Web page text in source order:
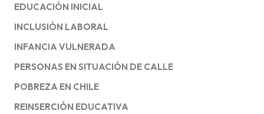
EDUCACIÓN INICIAL
INCLUSIÓN LABORAL
INFANCIA VULNERADA
PERSONAS EN SITUACIÓN DE CALLE
POBREZA EN CHILE
REINSERCIÓN EDUCATIVA